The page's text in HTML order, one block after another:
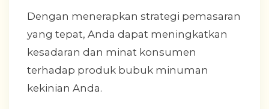
Dengan menerapkan strategi pemasaran
yang tepat, Anda dapat meningkatkan
kesadaran dan minat konsumen
terhadap produk bubuk minuman
kekinian Anda.